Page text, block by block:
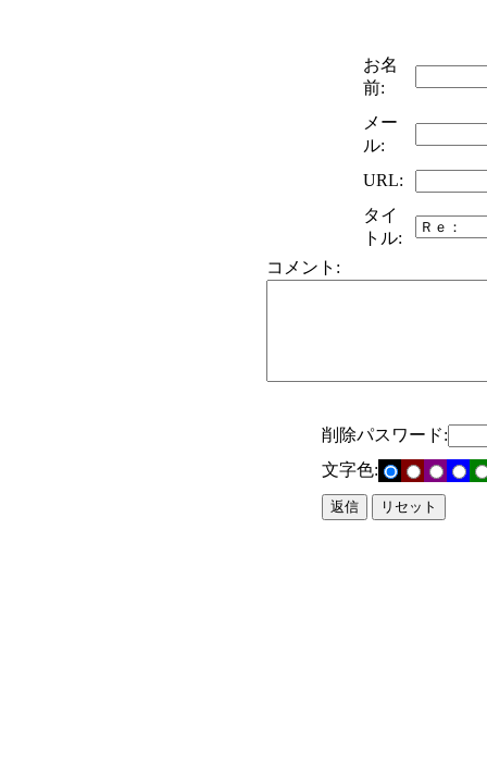
お名
前:
メー
ル:
URL:
タイ
トル:
コメント:
削除パスワード:
文字色: